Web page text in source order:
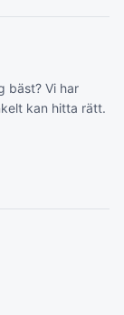
bäst? Vi har
kan hitta rätt.